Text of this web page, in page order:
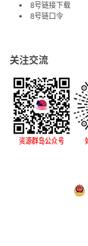
8号链接下载
8号链口令
关注交流